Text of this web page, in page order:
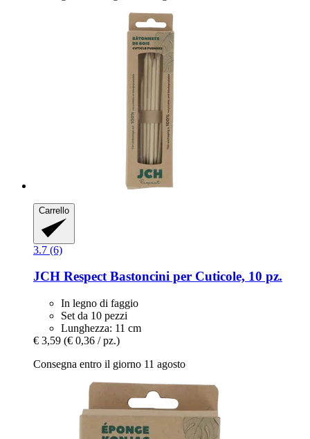
Carrello
3.7 (6)
JCH RespectBastoncini per Cuticole, 10 pz.
In legno di faggio
Set da 10 pezzi
Lunghezza: 11 cm
€ 3,59 (€ 0,36 / pz.)
Consegna entro il giorno 11 agosto